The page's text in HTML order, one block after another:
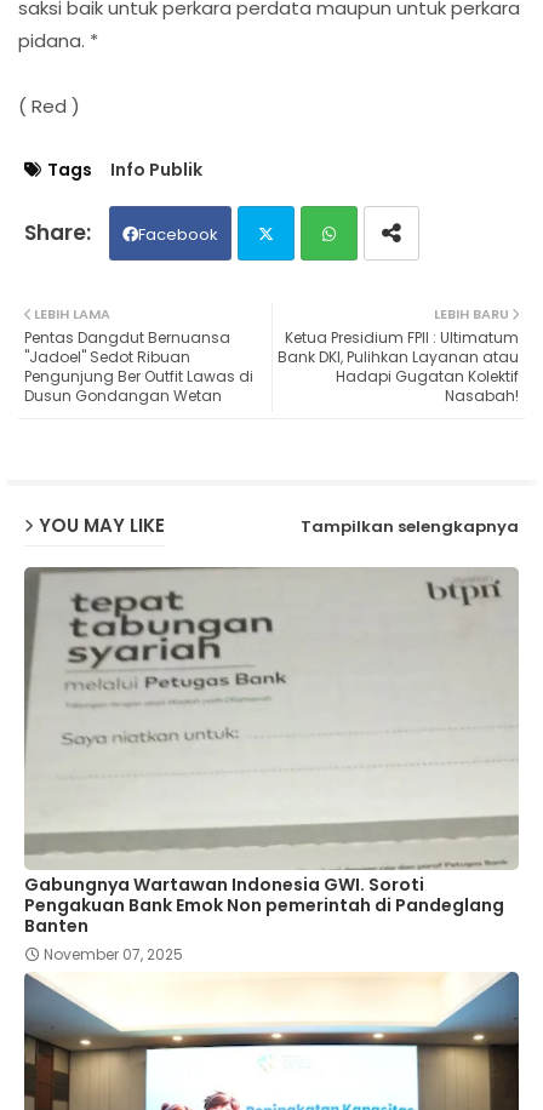
saksi baik untuk perkara perdata maupun untuk perkara
pidana. *
( Red )
Tags Info Publik
Facebook
ats
LEBIH BARU
Ketua Presidium FPII : Ultimatum
Bank DKI, Pulihkan Layanan atau
Hadapi Gugatan Kolektif
Nasabah!
LEBIH LAMA
Pentas Dangdut Bernuansa
"Jadoel" Sedot Ribuan
Pengunjung Ber Outfit Lawas di
Dusun Gondangan Wetan
YOU MAY LIKE Tampilkan selengkapnya
Gabungnya Wartawan Indonesia GWI. Soroti
Pengakuan Bank Emok Non pemerintah di Pandeglang
Banten
November 07, 2025